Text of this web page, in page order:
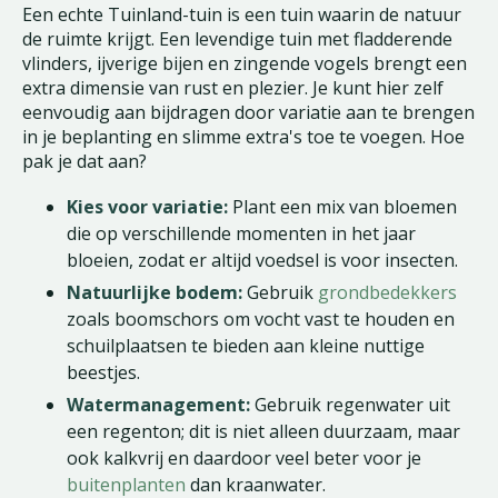
Een echte Tuinland-tuin is een tuin waarin de natuur
de ruimte krijgt. Een levendige tuin met fladderende
vlinders, ijverige bijen en zingende vogels brengt een
extra dimensie van rust en plezier. Je kunt hier zelf
eenvoudig aan bijdragen door variatie aan te brengen
in je beplanting en slimme extra's toe te voegen. Hoe
pak je dat aan?
Kies voor variatie: Plant een mix van bloemen
die op verschillende momenten in het jaar
bloeien, zodat er altijd voedsel is voor insecten.
Natuurlijke bodem:Gebruik grondbedekkers
zoals boomschors om vocht vast te houden en
schuilplaatsen te bieden aan kleine nuttige
beestjes.
Watermanagement:Gebruik regenwater uit
een regenton; dit is niet alleen duurzaam, maar
ook kalkvrij en daardoor veel beter voor je
buitenplanten dan kraanwater.